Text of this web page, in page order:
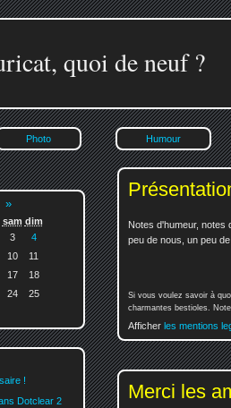
quoi de neuf ?
Photo Humour
Notes d'humeur, notes
peu de nous, un peu
Si vous voulez savoir à
charmantes bestioles.
Afficher les mentions
Merci les
»
sam dim
3
4
10
11
17
18
24
25
!
Dotclear 2